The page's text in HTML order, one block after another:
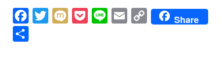
Facebook
Twitter
MixiPocket
LineEmailCopyShare